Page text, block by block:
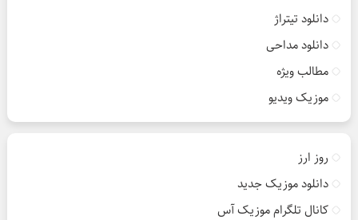
دانلود تیتراژ
دانلود مداحی
مطالب ویژه
موزیک ویدیو
روز ارز
دانلود موزیک جدید
کانال تلگرام موزیک آس